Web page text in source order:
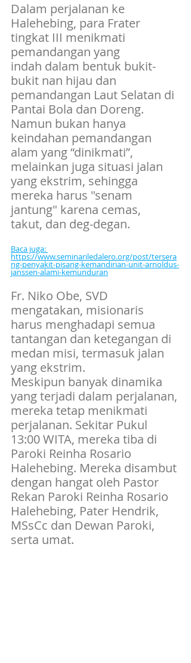
Dalam perjalanan ke
Halehebing, para Frater
tingkat III menikmati
pemandangan yang
indah dalam bentuk bukit-
bukit nan hijau dan
pemandangan Laut Selatan di
Pantai Bola dan Doreng.
Namun bukan hanya
keindahan pemandangan
alam yang “dinikmati”,
melainkan juga situasi jalan
yang ekstrim, sehingga
mereka harus "senam
jantung" karena cemas,
takut, dan deg-degan.
Baca juga:
https://www.seminariledalero.org/post/tersera
ng-penyakit-pisang-kemandirian-unit-arnoldus-
janssen-alami-kemunduran
Fr. Niko Obe, SVD
mengatakan, misionaris
harus menghadapi semua
tantangan dan ketegangan di
medan misi, termasuk jalan
yang ekstrim.
Meskipun banyak dinamika
yang terjadi dalam perjalanan,
mereka tetap menikmati
perjalanan. Sekitar Pukul
13:00 WITA, mereka tiba di
Paroki Reinha Rosario
Halehebing. Mereka disambut
dengan hangat oleh Pastor
Rekan Paroki Reinha Rosario
Halehebing, Pater Hendrik,
MSsCc dan Dewan Paroki,
serta umat.